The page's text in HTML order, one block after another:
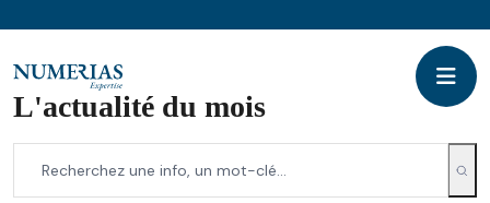
L'actualité du mois